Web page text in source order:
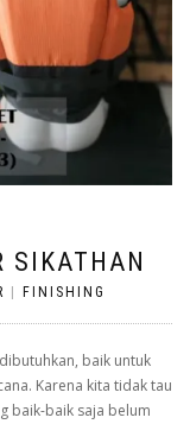
SIKATHAN
FINISHING
baik untuk
Karena kita tidak tau
baik-baik saja belum